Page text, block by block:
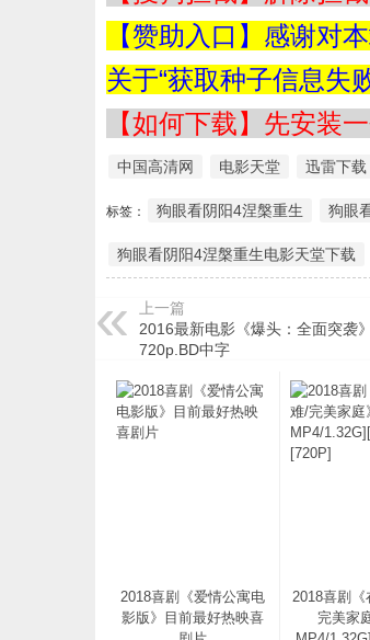
【赞助入口】感谢对
关于“获取种子信息失
【如何下载】先安装
中国高清网 电影天堂 迅雷下载
标签： 狗眼看阴阳4涅槃重生 狗眼
狗眼看阴阳4涅槃重生电影天堂下载
上一篇
2016最新电影《爆头：全面突袭
720p.BD中字
2018喜剧《爱情公寓电
影版》目前最好热映喜
2018喜剧
完美家